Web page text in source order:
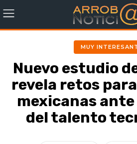
MUY
Nuevo estudio
revela retos
mexicanas
del talento